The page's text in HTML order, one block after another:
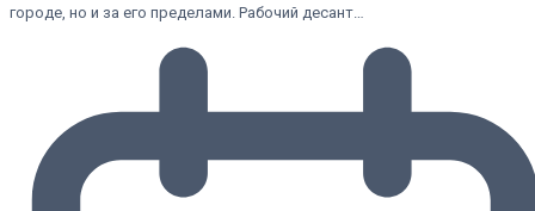
городе, но и за его пределами. Рабочий десант…